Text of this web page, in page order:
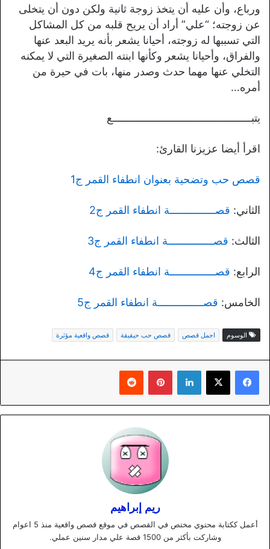
ورباع، وأن عليه أن يتخذ زوجة ثانية ولكن دون أن يتخلى
عن زوجته؛ “علي” أراد أن يريح قلبه من كل المشاكل
التي تسببها له زوجته، أحيانا يشعر بأنه يريد البعد عنها
والفراق، وأحيانا يشعر وكأنها ابنته الصغيرة التي لا يمكنه
التخلي عنها مهما حدث وصدر منها، بات في حيرة من
أمره…
يتبــــــــــــــــــــــــــــــــــــــــــــــع
اقرأ أيضا عزيزنا القارئ:
قصص حب وتضحية بعنوان انطفاء القمر ج1
الثاني: قصـــــــــــــــة انطفاء القمر ج2
الثالث: قصـــــــــــــــة انطفاء القمر ج3
الرابع: قصـــــــــــــــة انطفاء القمر ج4
الخامس: قصـــــــــــــــة انطفاء القمر ج5
الوسوم اجمل قصص قصص حب حيقيقة قصص واقعية مؤثرة
لينكدإن بينتيريست
ريم إبراهيم
أعمل ككتابة محتوي مختص في القصص في موقع قصص واقعية منذ 5 اعوام
وشاركت بأكثر من 1500 قصة علي مدار سنين عملي.